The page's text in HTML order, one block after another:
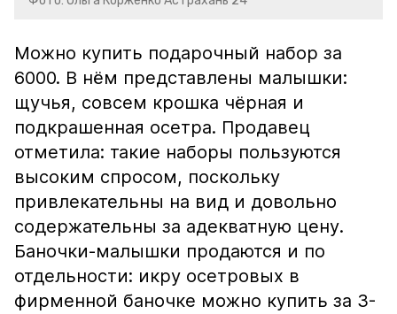
Можно купить подарочный набор за
6000. В нём представлены малышки:
щучья, совсем крошка чёрная и
подкрашенная осетра. Продавец
отметила: такие наборы пользуются
высоким спросом, поскольку
привлекательны на вид и довольно
содержательны за адекватную цену.
Баночки-малышки продаются и по
отдельности: икру осетровых в
фирменной баночке можно купить за 3-